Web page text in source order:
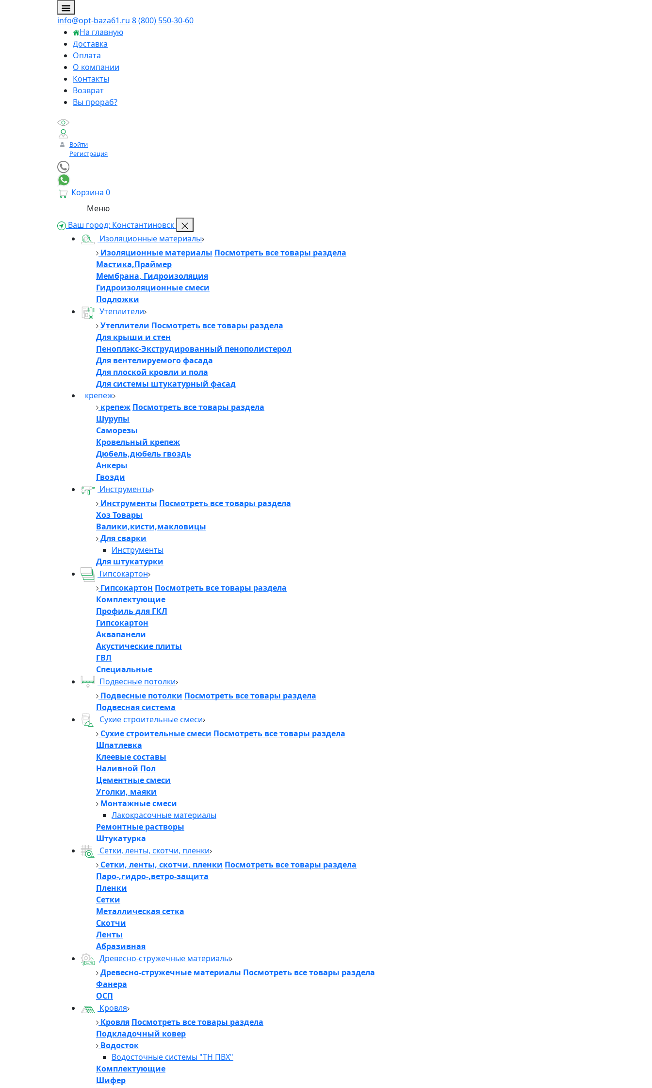
info@opt-baza61.ru 8 (800) 550-30-60
На главную
Доставка
Оплата
О компании
Контакты
Возврат
Вы прораб?
Войти
Регистрация
Корзина 0
Меню
Ваш город: Константиновск
Изоляционные материалы
Изоляционные материалы Посмотреть все товары раздела
Мастика,Праймер
Мембрана, Гидроизоляция
Гидроизоляционные смеси
Подложки
Утеплители
Утеплители Посмотреть все товары раздела
Для крыши и стен
Пеноплэкс-Экструдированный пенополистерол
Для вентелируемого фасада
Для плоской кровли и пола
Для системы штукатурный фасад
крепеж
крепеж Посмотреть все товары раздела
Шурупы
Саморезы
Кровельный крепеж
Дюбель,дюбель гвоздь
Анкеры
Гвозди
Инструменты
Инструменты Посмотреть все товары раздела
Хоз Товары
Валики,кисти,макловицы
Для сварки
Инструменты
Для штукатурки
Гипсокартон
Гипсокартон Посмотреть все товары раздела
Комплектующие
Профиль для ГКЛ
Гипсокартон
Аквапанели
Акустические плиты
ГВЛ
Специальные
Подвесные потолки
Подвесные потолки Посмотреть все товары раздела
Подвесная система
Сухие строительные смеси
Сухие строительные смеси Посмотреть все товары раздела
Шпатлевка
Клеевые составы
Наливной Пол
Цементные смеси
Уголки, маяки
Монтажные смеси
Лакокрасочные материалы
Ремонтные растворы
Штукатурка
Сетки, ленты, скотчи, пленки
Сетки, ленты, скотчи, пленки Посмотреть все товары раздела
Паро-,гидро-,ветро-защита
Пленки
Сетки
Металлическая сетка
Скотчи
Ленты
Абразивная
Древесно-стружечные материалы
Древесно-стружечные материалы Посмотреть все товары раздела
Фанера
ОСП
Кровля
Кровля Посмотреть все товары раздела
Подкладочный ковер
Водосток
Водосточные системы "ТН ПВХ"
Комплектующие
Шифер